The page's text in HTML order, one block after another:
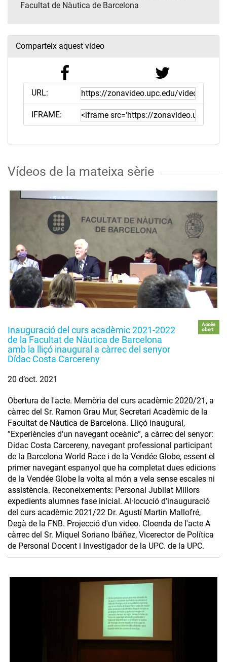
Facultat de Nàutica de Barcelona
Comparteix aquest vídeo
URL:
IFRAME:
Vídeos de la mateixa sèrie
Inauguració del curs acadèmic 2021-2022
de la Facultat de Nàutica de Barcelona
amb la lliçó inaugural a càrrec del senyor
Dídac Costa Carcereny
Accés
obert
20 d’oct. 2021
Obertura de l'acte. Memòria del curs acadèmic 2020/21, a
càrrec del Sr. Ramon Grau Mur, Secretari Acadèmic de la
Facultat de Nàutica de Barcelona. Lliçó inaugural,
”Experiències d'un navegant oceànic”, a càrrec del senyor:
Didac Costa Carcereny, navegant professional participant
de la Barcelona World Race i de la Vendée Globe, essent el
primer navegant espanyol que ha completat dues edicions
de la Vendée Globe la volta al món a vela sense escales ni
assistència. Reconeixements: Personal Jubilat Millors
expedients alumnes fase inicial. Al·locució d'inauguració
del curs acadèmic 2021/22 Dr. Agustí Martin Mallofré,
Degà de la FNB. Projecció d'un video. Cloenda de l'acte A
càrrec del Sr. Miquel Soriano Ibáñez, Vicerector de Política
de Personal Docent i Investigador de la UPC. de la UPC.